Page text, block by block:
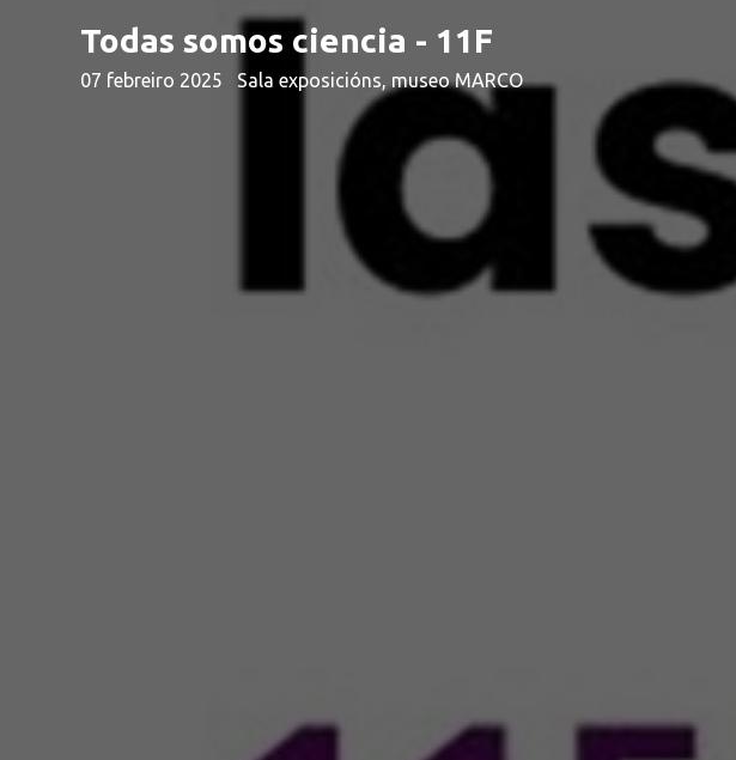
Todas somos ciencia - 11F
07 febreiro 2025 Sala exposicións, museo MARCO